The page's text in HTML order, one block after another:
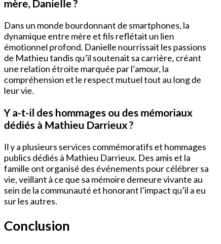
mère, Danielle ?
Dans un monde bourdonnant de smartphones, la
dynamique entre mère et fils reflétait un lien
émotionnel profond. Danielle nourrissait les passions
de Mathieu tandis qu’il soutenait sa carrière, créant
une relation étroite marquée par l’amour, la
compréhension et le respect mutuel tout au long de
leur vie.
Y a-t-il des hommages ou des mémoriaux
dédiés à Mathieu Darrieux ?
Il y a plusieurs services commémoratifs et hommages
publics dédiés à Mathieu Darrieux. Des amis et la
famille ont organisé des événements pour célébrer sa
vie, veillant à ce que sa mémoire demeure vivante au
sein de la communauté et honorant l’impact qu’il a eu
sur les autres.
Conclusion